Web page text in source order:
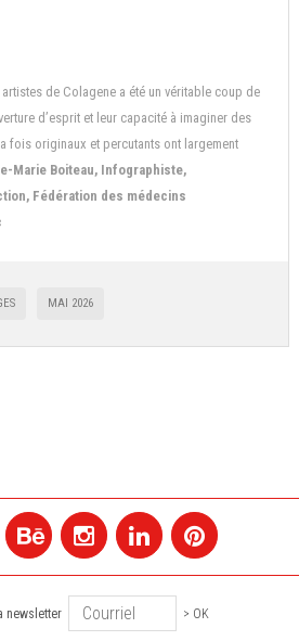
de Colagene a été un véritable coup de
d’esprit et leur capacité à imaginer des
fois originaux et percutants ont largement
Marie Boiteau, Infographiste,
Fédération des médecins
MAI 2026
newsletter > OK